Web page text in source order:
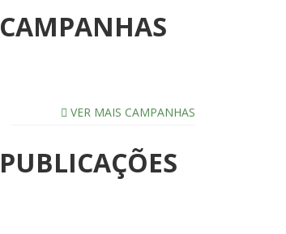
CAMPANHAS
VER MAIS CAMPANHAS
PUBLICAÇÕES